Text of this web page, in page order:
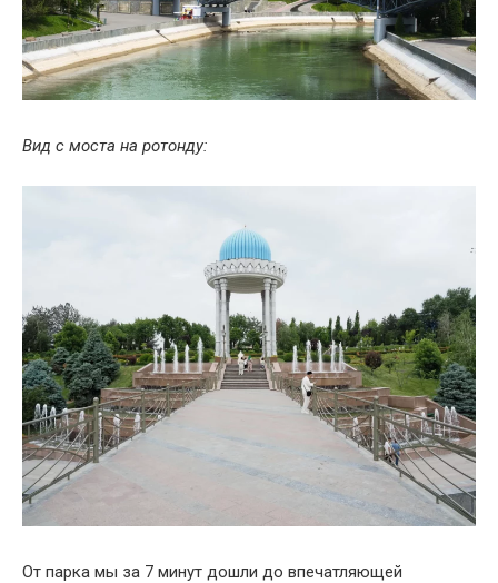
Вид с моста на ротонду:
От парка мы за 7 минут дошли до впечатляющей